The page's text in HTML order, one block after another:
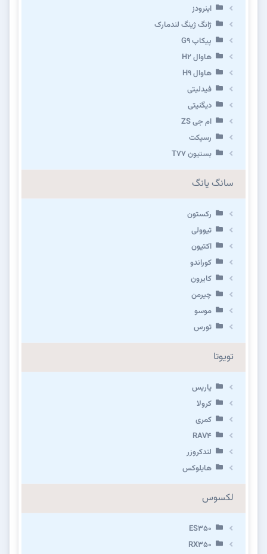
اینرودز
ژانگ ژینگ لندمارک
پیکاپ G۹
هاوال H۲
هاوال H۹
فیدلیتی
دیگنیتی
ام جی ZS
رسپکت
بستیون T۷۷
سانگ یانگ
رکستون
تیوولی
اکتیون
کوراندو
کایرون
چیرمن
موسو
تورس
تویوتا
یاریس
کرولا
کمری
RAV4
لندکروزر
هایلوکس
لکسوس
ES350
RX350